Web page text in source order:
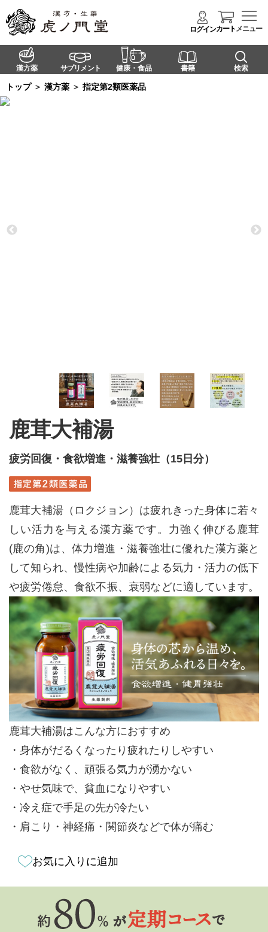
ログインカートメニュー
漢方薬 サプリメント 健康・食品 書籍 検索
トップ ＞ 漢方薬 ＞ 指定第2類医薬品
鹿茸大補湯
疲労回復・食欲増進・滋養強壮（15日分）
鹿茸大補湯（ロクジョン）は疲れきった身体に若々
しい活力を与える漢方薬です。力強く伸びる鹿茸
(鹿の角)は、体力増進・滋養強壮に優れた漢方薬と
して知られ、慢性病や加齢による気力・活力の低下
や疲労倦怠、食欲不振、衰弱などに適しています。
鹿茸大補湯はこんな方におすすめ
・身体がだるくなったり疲れたりしやすい
・食欲がなく、頑張る気力が湧かない
・やせ気味で、貧血になりやすい
・冷え症で手足の先が冷たい
・肩こり・神経痛・関節炎などで体が痛む
お気に入りに追加